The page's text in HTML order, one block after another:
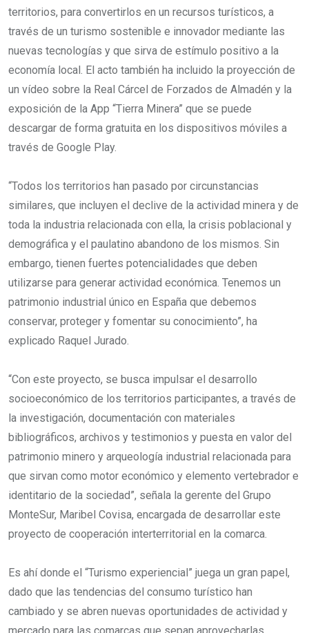
territorios, para convertirlos en un recursos turísticos, a
través de un turismo sostenible e innovador mediante las
nuevas tecnologías y que sirva de estímulo positivo a la
economía local. El acto también ha incluido la proyección de
un vídeo sobre la Real Cárcel de Forzados de Almadén y la
exposición de la App “Tierra Minera” que se puede
descargar de forma gratuita en los dispositivos móviles a
través de Google Play.
“Todos los territorios han pasado por circunstancias
similares, que incluyen el declive de la actividad minera y de
toda la industria relacionada con ella, la crisis poblacional y
demográfica y el paulatino abandono de los mismos. Sin
embargo, tienen fuertes potencialidades que deben
utilizarse para generar actividad económica. Tenemos un
patrimonio industrial único en España que debemos
conservar, proteger y fomentar su conocimiento”, ha
explicado Raquel Jurado.
“Con este proyecto, se busca impulsar el desarrollo
socioeconómico de los territorios participantes, a través de
la investigación, documentación con materiales
bibliográficos, archivos y testimonios y puesta en valor del
patrimonio minero y arqueología industrial relacionada para
que sirvan como motor económico y elemento vertebrador e
identitario de la sociedad”, señala la gerente del Grupo
MonteSur, Maribel Covisa, encargada de desarrollar este
proyecto de cooperación interterritorial en la comarca.
Es ahí donde el “Turismo experiencial” juega un gran papel,
dado que las tendencias del consumo turístico han
cambiado y se abren nuevas oportunidades de actividad y